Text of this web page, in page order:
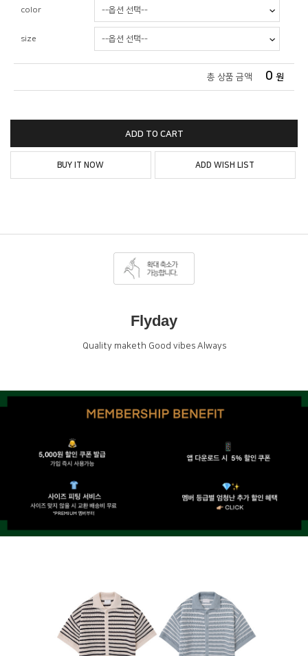
color
size
총 상품 금액 0 원
ADD TO CART
BUY IT NOW ADD WISH LIST
Flyday
Quality maketh Good vibes Always